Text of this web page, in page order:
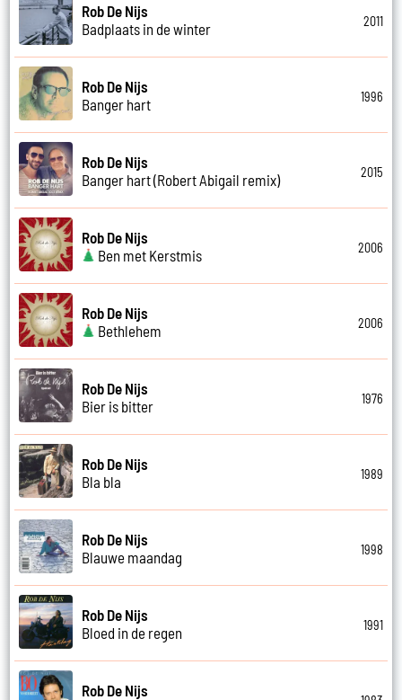
Rob De Nijs
Badplaats in de winter
2011
Rob De Nijs
Banger hart
1996
Rob De Nijs
Banger hart (Robert Abigail remix)
2015
Rob De Nijs
Ben met Kerstmis
2006
Rob De Nijs
Bethlehem
2006
Rob De Nijs
Bier is bitter
1976
Rob De Nijs
Bla bla
1989
Rob De Nijs
Blauwe maandag
1998
Rob De Nijs
Bloed in de regen
1991
Rob De Nijs